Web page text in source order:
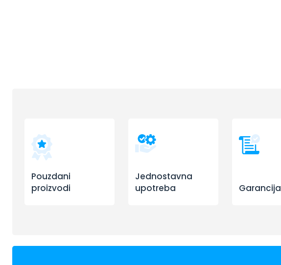
Pouzdani
proizvodi
Jednostavna
upotreba
Garancija